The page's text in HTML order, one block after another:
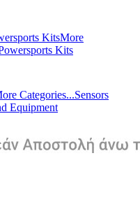
KitsMore
Kits
Categories...Sensors
Equipment